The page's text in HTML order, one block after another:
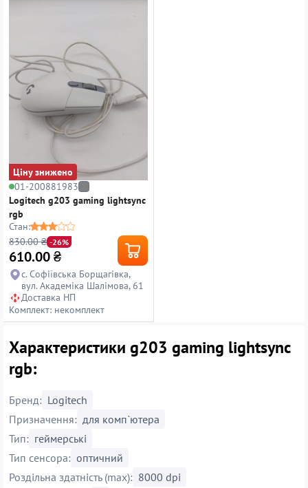
Ціну знижено
01-200881983
Logitech g203 gaming lightsync
rgb
Стан:
830.00 ₴ -26%
610.00₴
с. Софіївська Борщагівка,
вул. Академіка Шалімова, 61
Доставка НП
Комплект: некомплект
Характеристики g203 gaming lightsync
rgb:
Бренд: Logitech
Призначення: для комп`ютера
Тип: геймерські
Тип сенсора: оптичний
Роздільна здатність (max): 8000 dpi